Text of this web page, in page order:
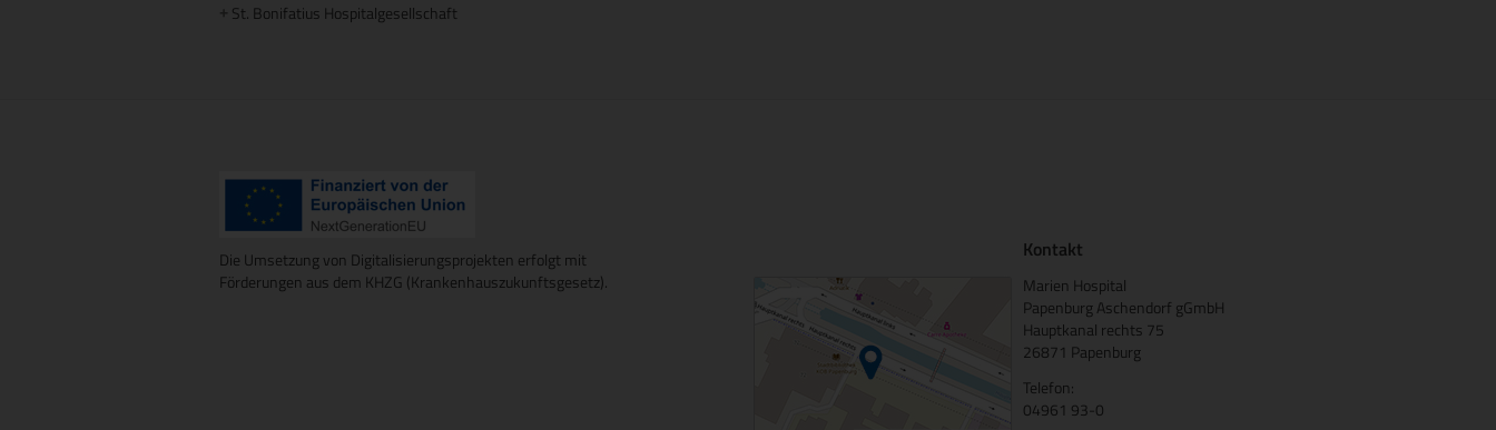
St. Bonifatius Hospitalgesellschaft
Die Umsetzung von Digitalisierungsprojekten erfolgt mit
Förderungen aus dem KHZG (Krankenhauszukunftsgesetz).
Kontakt
Marien Hospital
Papenburg Aschendorf gGmbH
Hauptkanal rechts 75
26871 Papenburg
Telefon:
04961 93-0